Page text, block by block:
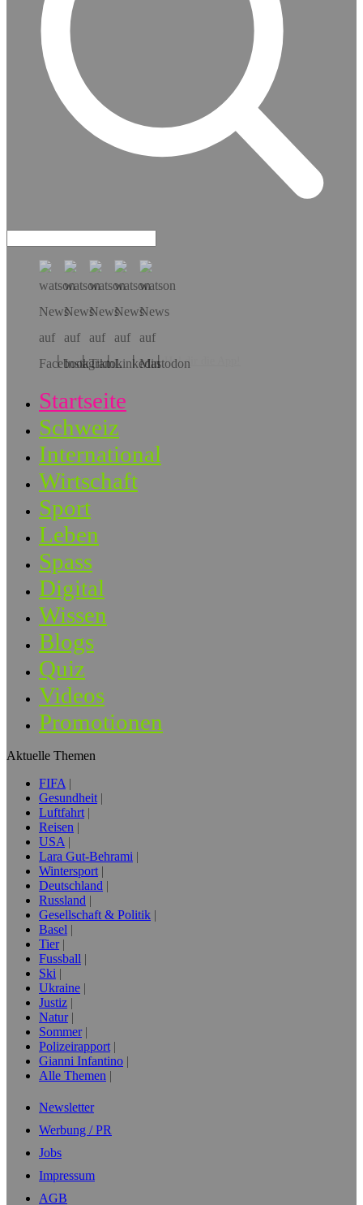
Hol dir die App!
Startseite
Schweiz
International
Wirtschaft
Sport
Leben
Spass
Digital
Wissen
Blogs
Quiz
Videos
Promotionen
Aktuelle Themen
FIFA
Gesundheit
Luftfahrt
Reisen
USA
Lara Gut-Behrami
Wintersport
Deutschland
Russland
Gesellschaft & Politik
Basel
Tier
Fussball
Ski
Ukraine
Justiz
Natur
Sommer
Polizeirapport
Gianni Infantino
Alle Themen
Newsletter
Werbung / PR
Jobs
Impressum
AGB